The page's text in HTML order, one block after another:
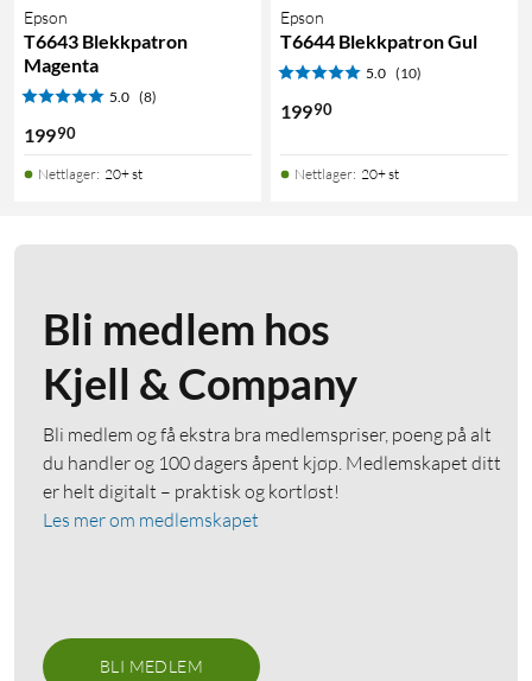
Epson
T6643 Blekkpatron
Magenta
5.0 (8)
19990
Nettlager: 20+ st
Epson
T6644 Blekkpatron Gul
5.0 (10)
19990
Nettlager: 20+ st
Bli medlem hos
Kjell & Company
Bli medlem og få ekstra bra medlemspriser, poeng på alt
du handler og 100 dagers åpent kjøp. Medlemskapet ditt
er helt digitalt – praktisk og kortløst!
Les mer om medlemskapet
BLI MEDLEM